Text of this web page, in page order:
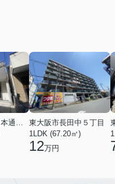
東大阪市高井田本通２丁目
東大阪市長田中５丁目
1LDK (67.20㎡)
12万円